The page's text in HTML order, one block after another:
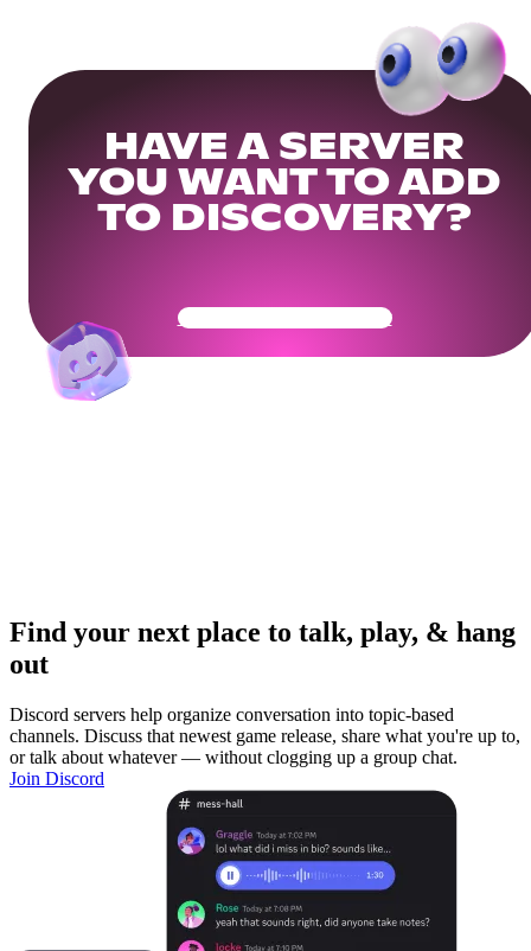
HAVE A SERVER
YOU WANT TO ADD
TO DISCOVERY?
Get Your Community Ready
Find your next place to talk, play, & hang
out
Discord servers help organize conversation into topic-based
channels. Discuss that newest game release, share what you're up to,
or talk about whatever — without clogging up a group chat.
Join Discord